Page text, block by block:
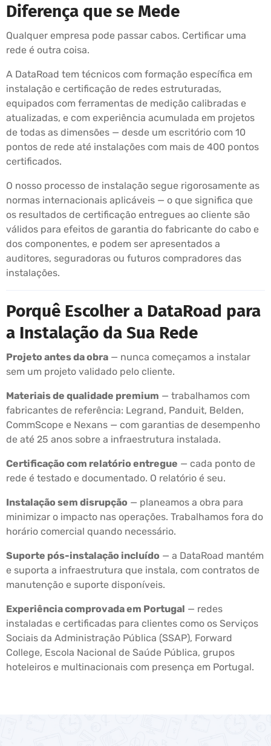
Diferença que se Mede
Qualquer empresa pode passar cabos. Certificar uma
rede é outra coisa.
A DataRoad tem técnicos com formação específica em
instalação e certificação de redes estruturadas,
equipados com ferramentas de medição calibradas e
atualizadas, e com experiência acumulada em projetos
de todas as dimensões — desde um escritório com 10
pontos de rede até instalações com mais de 400 pontos
certificados.
O nosso processo de instalação segue rigorosamente as
normas internacionais aplicáveis — o que significa que
os resultados de certificação entregues ao cliente são
válidos para efeitos de garantia do fabricante do cabo e
dos componentes, e podem ser apresentados a
auditores, seguradoras ou futuros compradores das
instalações.
Porquê Escolher a DataRoad para
a Instalação da Sua Rede
Projeto antes da obra — nunca começamos a instalar
sem um projeto validado pelo cliente.
Materiais de qualidade premium — trabalhamos com
fabricantes de referência: Legrand, Panduit, Belden,
CommScope e Nexans — com garantias de desempenho
de até 25 anos sobre a infraestrutura instalada.
Certificação com relatório entregue — cada ponto de
rede é testado e documentado. O relatório é seu.
Instalação sem disrupção — planeamos a obra para
minimizar o impacto nas operações. Trabalhamos fora do
horário comercial quando necessário.
Suporte pós-instalação incluído — a DataRoad mantém
e suporta a infraestrutura que instala, com contratos de
manutenção e suporte disponíveis.
Experiência comprovada em Portugal — redes
instaladas e certificadas para clientes como os Serviços
Sociais da Administração Pública (SSAP), Forward
College, Escola Nacional de Saúde Pública, grupos
hoteleiros e multinacionais com presença em Portugal.